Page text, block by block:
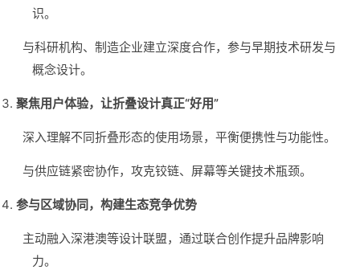
识。
与科研机构、制造企业建立深度合作，参与早期技术研发与
概念设计。
聚焦用户体验，让折叠设计真正“好用”
深入理解不同折叠形态的使用场景，平衡便携性与功能性。
与供应链紧密协作，攻克铰链、屏幕等关键技术瓶颈。
参与区域协同，构建生态竞争优势
主动融入深港澳等设计联盟，通过联合创作提升品牌影响
力。